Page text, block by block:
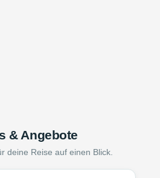
& Angebote
deine Reise auf einen Blick.